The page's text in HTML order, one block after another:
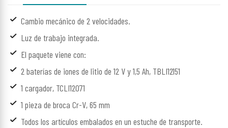
Cambio mecánico de 2 velocidades.
Luz de trabajo integrada.
El paquete viene con:
2 baterías de iones de litio de 12 V y 1,5 Ah, TBLI12151
1 cargador, TCLI12071
1 pieza de broca Cr-V, 65 mm
Todos los artículos embalados en un estuche de transporte.